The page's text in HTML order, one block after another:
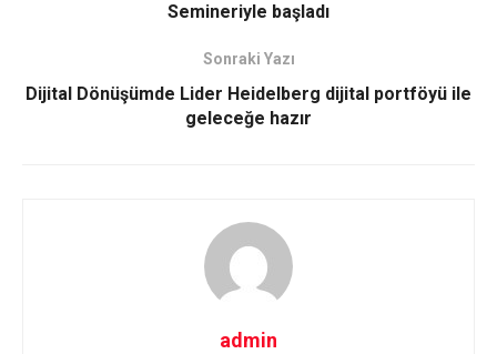
Semineriyle başladı
Sonraki Yazı
Dijital Dönüşümde Lider Heidelberg dijital portföyü ile
geleceğe hazır
admin